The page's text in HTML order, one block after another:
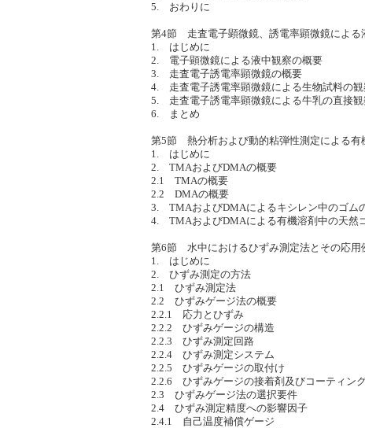
5. おわりに
第4節 走査電子顕微鏡、誘電率顕微鏡による
1. はじめに
2. 電子顕微鏡による液中観察の概要
3. 走査電子誘電率顕微鏡の概要
4. 走査電子誘電率顕微鏡による生物試料の観
5. 走査電子誘電率顕微鏡による牛乳の直接観
6. まとめ
第5節 熱分析および動的粘弾性測定による有
1. はじめに
2. TMAおよびDMAの概要
2.1 TMAの概要
2.2 DMAの概要
3. TMAおよびDMAによるキシレン中のゴム
4. TMAおよびDMAによる有機溶剤中の天然
第6節 水中におけるひずみ測定法とその応用
1. はじめに
2. ひずみ測定の方法
2.1 ひずみ測定法
2.2 ひずみゲージ法の概要
2.2.1 応力とひずみ
2.2.2 ひずみゲージの構造
2.2.3 ひずみ測定回路
2.2.4 ひずみ測定システム
2.2.5 ひずみゲージの取付け
2.2.6 ひずみゲージの接着剤及びコーティン
2.3 ひずみゲージ法の選択要件
2.4 ひずみ測定精度への影響因子
2.4.1 自己温度補償ゲージ